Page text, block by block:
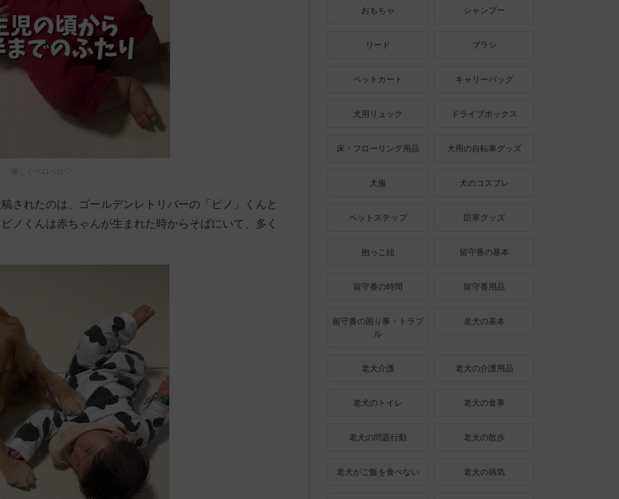
されたのは、ゴールデンレトリバーの「ピノ」くんと
ノくんは赤ちゃんが生まれた時からそばにいて、多く
おもちゃ シャンプー
リード ブラシ
ペットカート キャリーバッグ
犬用リュック ドライブボックス
床・フローリング用品 犬用の自転車グッズ
犬服 犬のコスプレ
ペットステップ 防寒グッズ
抱っこ紐 留守番の基本
留守番の時間 留守番用品
留守番の困り事・トラブ
ル
老犬の基本
老犬介護 老犬の介護用品
老犬のトイレ 老犬の食事
老犬の問題行動 老犬の散歩
老犬がご飯を食べない 老犬の病気